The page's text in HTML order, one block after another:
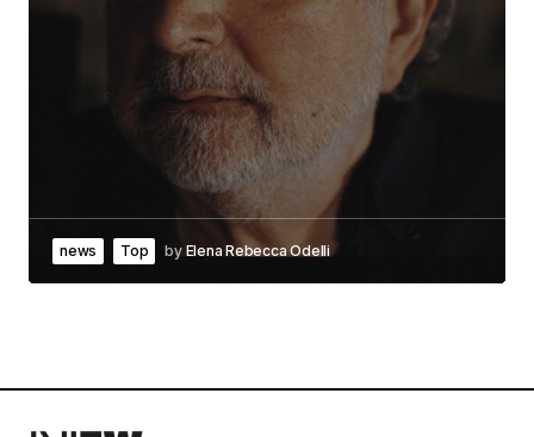
news Top by Elena Rebecca Odelli